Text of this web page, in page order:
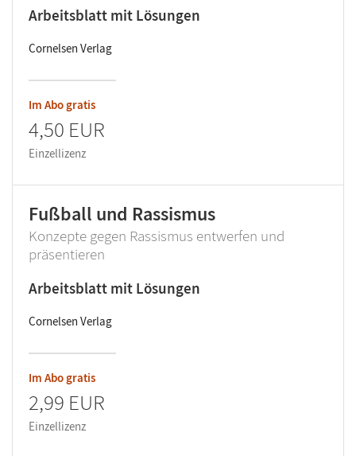
Arbeitsblatt mit Lösungen
Cornelsen Verlag
Im Abo gratis
4,50 EUR
Einzellizenz
Fußball und Rassismus
Konzepte gegen Rassismus entwerfen und
präsentieren
Arbeitsblatt mit Lösungen
Cornelsen Verlag
Im Abo gratis
2,99 EUR
Einzellizenz